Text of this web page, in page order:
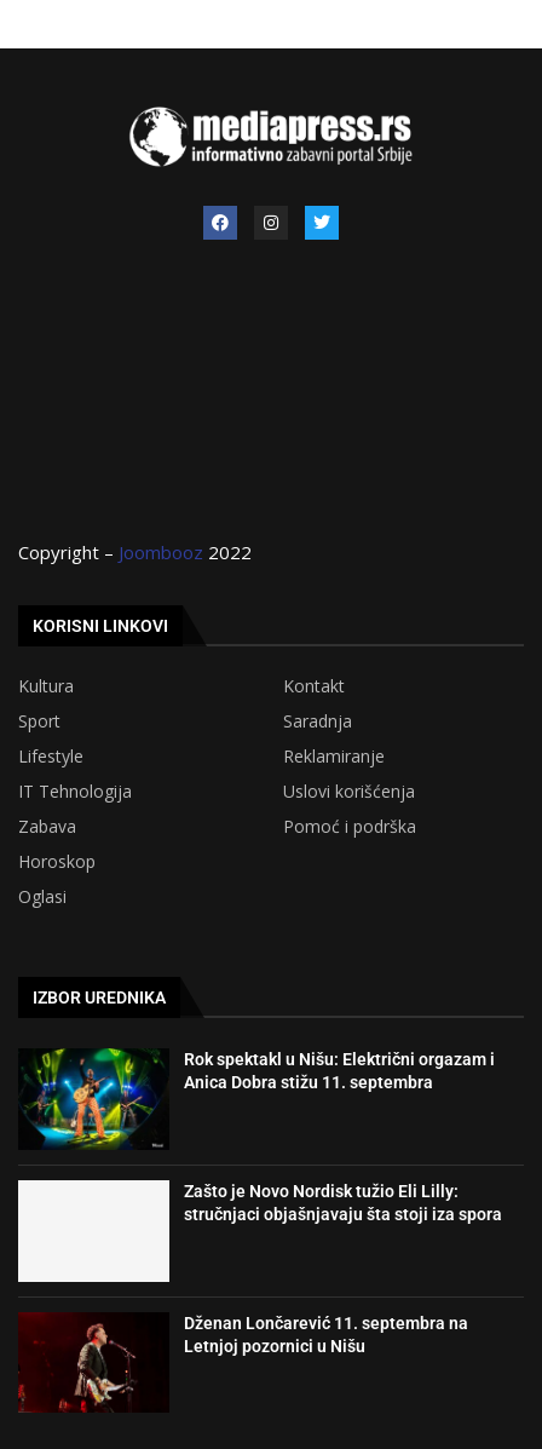
Copyright – Joombooz 2022
KORISNI LINKOVI
Kultura
Kontakt
Sport
Saradnja
Lifestyle
Reklamiranje
IT Tehnologija
Uslovi korišćenja
Zabava
Pomoć i podrška
Horoskop
Oglasi
IZBOR UREDNIKA
Rok spektakl u Nišu: Električni orgazam i
Anica Dobra stižu 11. septembra
Zašto je Novo Nordisk tužio Eli Lilly:
stručnjaci objašnjavaju šta stoji iza spora
Dženan Lončarević 11. septembra na
Letnjoj pozornici u Nišu